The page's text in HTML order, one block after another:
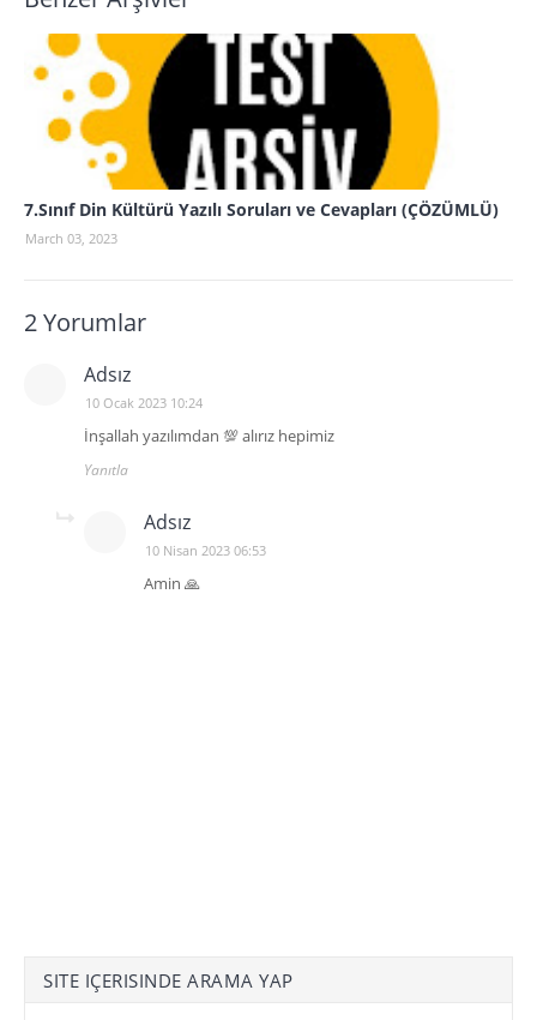
7.Sınıf Din Kültürü Yazılı Soruları ve Cevapları (ÇÖZÜMLÜ)
March 03, 2023
2 Yorumlar
Adsız
10 Ocak 2023 10:24
İnşallah yazılımdan 💯 alırız hepimiz
Yanıtla
Adsız
10 Nisan 2023 06:53
Amin 🙏
SITE IÇERISINDE ARAMA YAP